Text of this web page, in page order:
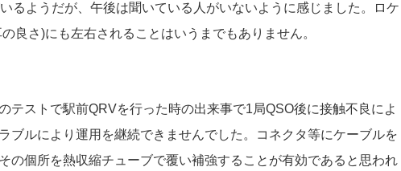
るようだが、午後は聞いている人がいないように感じました。ロケ
良さ)にも左右されることはいうまでもありません。
テストで駅前QRVを行った時の出来事で1局QSO後に接触不良によ
ブルにより運用を継続できませんでした。コネクタ等にケーブルを
の個所を熱収縮チューブで覆い補強することが有効であると思われ